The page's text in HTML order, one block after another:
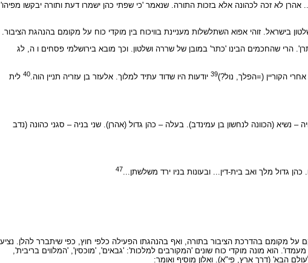
לא זכה לכהונה אלא בזכות התורה. שנאמר 'כי שפתי כהן ישמרו דעת ותורה יבקשו מפיהו'
זוהי אפוא השתלשלות מעניינת בוויכוח בין מוקדי כוח על מקומם בהנהגת הציבור.
הרי שהחכמים הבינו 'כתר' במובן של שררה ושלטון. וכך מובא בירושלמי פסחים ו ה, לג
הקוריין (=הפלך, נול?)39 יודעות היו שדוד עתיד למלוך. אלעזר בן עזריה תניין הוה.40 לית
– נשיא (הכוונה לנחשון בן עמינדב). בעלה – כהן גדול (אהרן). שני בניה – סגני כהונה (נדב
גדול מלך ואב בית-דין... ובעונות בניו ירד משלשתן...47
על מקומם בהדרכת הציבור בתורה, ואף בהנהגתו הפעילה כלפי חוץ, כפי שיתברר להלן. נציע
הוא מונה מוקדי כוח שונים 'המקורבים למלכות': 'גבאים', 'מוכסין', 'המלווים בריבית',
הבא' (דרך ארץ, פי"א). ואלון מוסיף ואומר: